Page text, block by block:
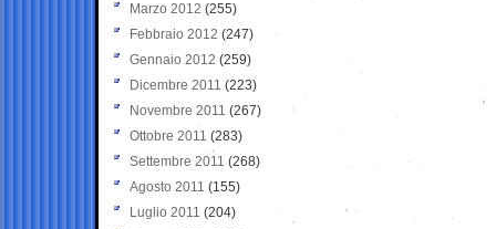
Marzo 2012 (255)
Febbraio 2012 (247)
Gennaio 2012 (259)
Dicembre 2011 (223)
Novembre 2011 (267)
Ottobre 2011 (283)
Settembre 2011 (268)
Agosto 2011 (155)
Luglio 2011 (204)